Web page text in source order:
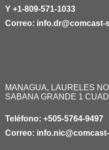
Y +1-809-571-1033
Correo: info.dr@comcast-
MANAGUA, LAURELES
SABANA GRANDE 1
Teléfono: +505-5764-9497
Correo: